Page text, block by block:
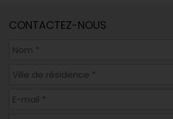
CONTACTEZ-NOUS